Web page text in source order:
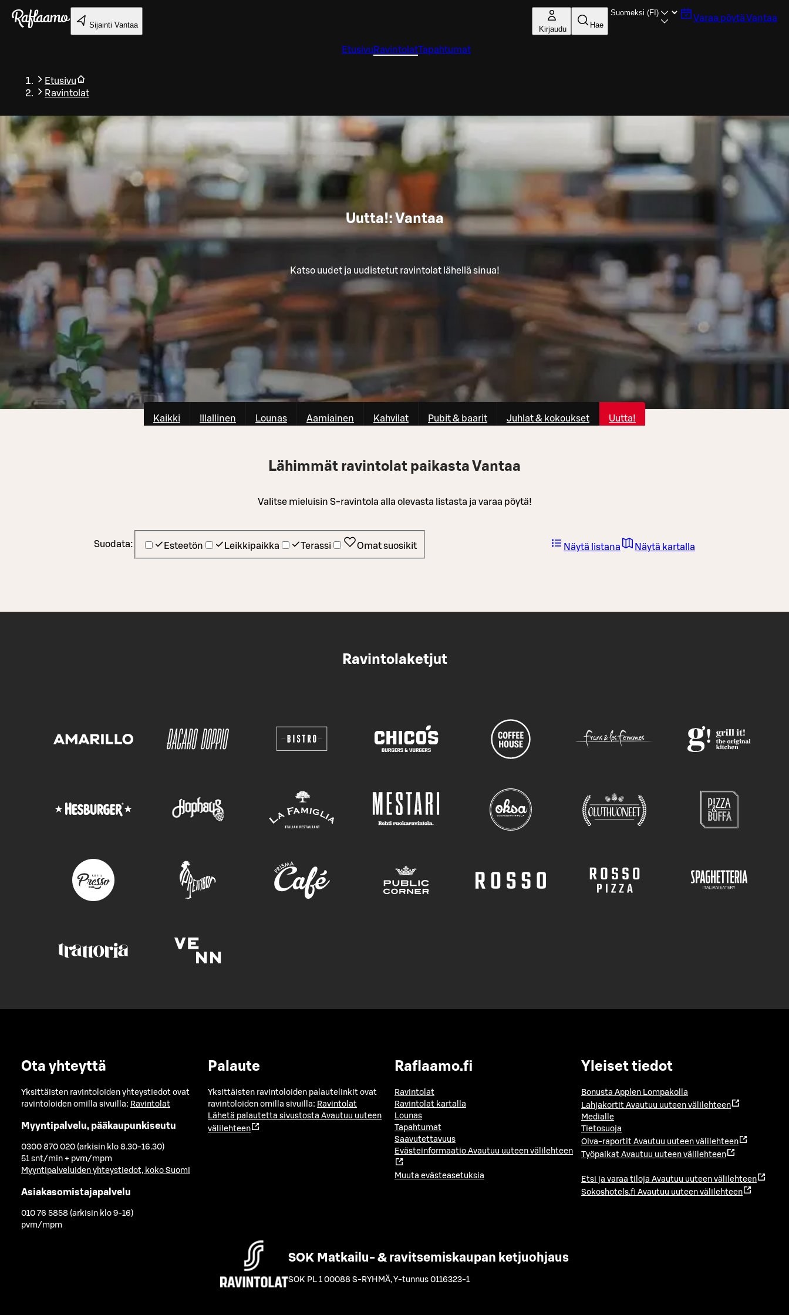
Siirry pääsisältöön
Sijainti Vantaa Kirjaudu Hae
Varaa pöytäVantaa
Etusivu RavintolatTapahtumat
Etusivu
Ravintolat
Uutta!: Vantaa
Katso uudet ja uudistetut ravintolat lähellä sinua!
Kaikki Illallinen Lounas Aamiainen Kahvilat Pubit & baarit Juhlat & kokoukset Uutta!
Lähimmät ravintolat paikasta Vantaa
Valitse mieluisin S-ravintola alla olevasta listasta ja varaa pöytä!
Suodata: Esteetön Leikkipaikka Terassi Omat suosikit Näytä listana Näytä kartalla
Ravintolaketjut
Ota yhteyttä
Yksittäisten ravintoloiden yhteystiedot ovat
ravintoloiden omilla sivuilla: Ravintolat
Myyntipalvelu, pääkaupunkiseutu
0300 870 020 (arkisin klo 8.30-16.30)
51 snt/min + pvm/mpm
Myyntipalveluiden yhteystiedot, koko Suomi
Asiakasomistajapalvelu
010 76 5858 (arkisin klo 9-16)
pvm/mpm
Palaute
Yksittäisten ravintoloiden palautelinkit ovat
ravintoloiden omilla sivuilla: Ravintolat
Lähetä palautetta sivustosta Avautuu uuteen
välilehteen
Raflaamo.fi
Ravintolat
Ravintolat kartalla
Lounas
Tapahtumat
Saavutettavuus
Evästeinformaatio Avautuu uuteen välilehteen
Muuta evästeasetuksia
Yleiset tiedot
Bonusta Applen Lompakolla
Lahjakortit Avautuu uuteen välilehteen
Medialle
Tietosuoja
Oiva-raportit Avautuu uuteen välilehteen
Työpaikat Avautuu uuteen välilehteen
Etsi ja varaa tiloja Avautuu uuteen välilehteen
Sokoshotels.fi Avautuu uuteen välilehteen
SOK Matkailu- & ravitsemiskaupan ketjuohjaus
SOK PL 1 00088 S-RYHMÄ,Y-tunnus 0116323-1